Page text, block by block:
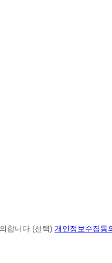
합니다.(선택) 개인정보수집동